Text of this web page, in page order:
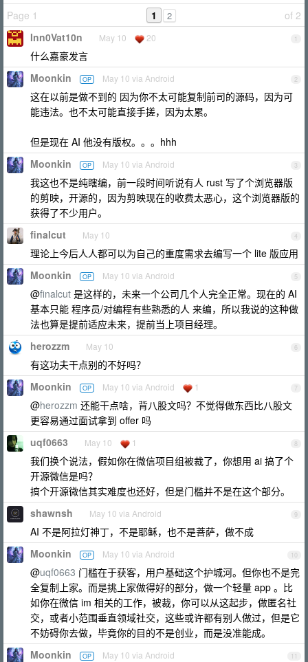
Page 1
of 2
1 2
1
Inn0Vat10n May 10 20
什么嘉豪发言
2
Moonkin OP May 10 via Android
这在以前是做不到的 因为你不太可能复制前司的源码，因为可
能违法。也不太可能直接手搓，因为太累。
但是现在 AI 他没有版权。。。hhh
3
Moonkin OP May 10 via Android
我这也不是纯瞎编，前一段时间听说有人 rust 写了个浏览器版
的剪映，开源的，因为剪映现在的收费太恶心，这个浏览器版的
获得了不少用户。
4
finalcut May 10
理论上今后人人都可以为自己的重度需求去编写一个 lite 版应用
5
Moonkin OP May 10 via Android
@finalcut 是这样的，未来一个公司几个人完全正常。现在的 AI
基本只能 程序员/对编程有些熟悉的人 来编，所以我说的这种做
法也算是提前适应未来，提前当上项目经理。
6
herozzm May 10
有这功夫干点别的不好吗？
7
Moonkin OP May 10 via Android 1
@herozzm 还能干点啥，背八股文吗？不觉得做东西比八股文
更容易通过面试拿到 offer 吗
8
uqf0663 May 10 1
我们换个说法，假如你在微信项目组被裁了，你想用 ai 搞了个
开源微信是吗？
搞个开源微信其实难度也还好，但是门槛并不是在这个部分。
9
shawnsh May 10 via Android
AI 不是阿拉灯神丁，不是耶稣，也不是菩萨，做不成
10
Moonkin OP May 10 via Android
@uqf0663 门槛在于获客，用户基础这个护城河。但你也不是完
全复制上家。而是挑上家做得好的部分，做一个轻量 app 。比
如你在微信 im 相关的工作，被裁，你可以从这起步，做匿名社
交，或者小范围垂直领域社交，这些或许都有别人做过，但是它
不妨碍你去做，毕竟你的目的不是创业，而是没准能成。
11
Moonkin OP May 10 via Android